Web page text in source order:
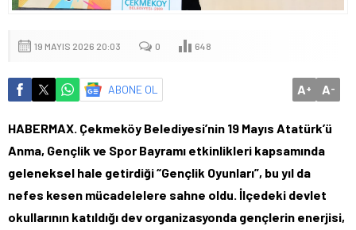
19 MAYIS 2026 20:03 0 648
ABONE OL A+ A-
HABERMAX. Çekmeköy Belediyesi’nin 19 Mayıs Atatürk’ü
Anma, Gençlik ve Spor Bayramı etkinlikleri kapsamında
geleneksel hale getirdiği “Gençlik Oyunları”, bu yıl da
nefes kesen mücadelelere sahne oldu. İlçedeki devlet
okullarının katıldığı dev organizasyonda gençlerin enerjisi,